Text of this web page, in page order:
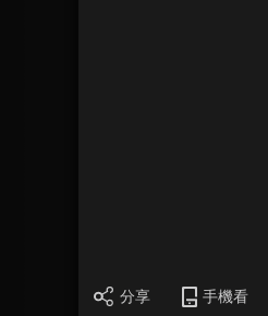
分享 手機看